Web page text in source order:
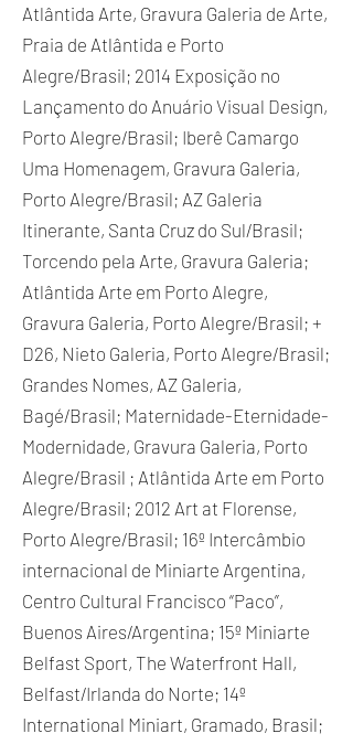
Atlântida Arte, Gravura Galeria de Arte,
Praia de Atlântida e Porto
Alegre/Brasil; 2014 Exposição no
Lançamento do Anuário Visual Design,
Porto Alegre/Brasil; Iberê Camargo
Uma Homenagem, Gravura Galeria,
Porto Alegre/Brasil; AZ Galeria
Itinerante, Santa Cruz do Sul/Brasil;
Torcendo pela Arte, Gravura Galeria;
Atlântida Arte em Porto Alegre,
Gravura Galeria, Porto Alegre/Brasil; +
D26, Nieto Galeria, Porto Alegre/Brasil;
Grandes Nomes, AZ Galeria,
Bagé/Brasil; Maternidade-Eternidade-
Modernidade, Gravura Galeria, Porto
Alegre/Brasil ; Atlântida Arte em Porto
Alegre/Brasil; 2012 Art at Florense,
Porto Alegre/Brasil; 16º Intercâmbio
internacional de Miniarte Argentina,
Centro Cultural Francisco “Paco”,
Buenos Aires/Argentina; 15º Miniarte
Belfast Sport, The Waterfront Hall,
Belfast/Irlanda do Norte; 14º
International Miniart, Gramado, Brasil;